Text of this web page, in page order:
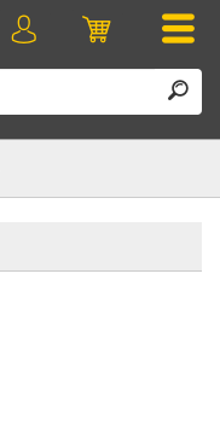
Ostoskori
Kirjaudu